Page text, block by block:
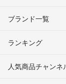
ブランド一覧
ランキング
人気商品チャンネ